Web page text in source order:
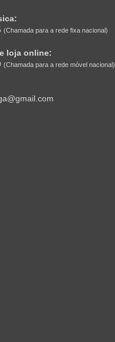
(Chamada para a rede fixa nacional)
loja online:
(Chamada para a rede móvel nacional)